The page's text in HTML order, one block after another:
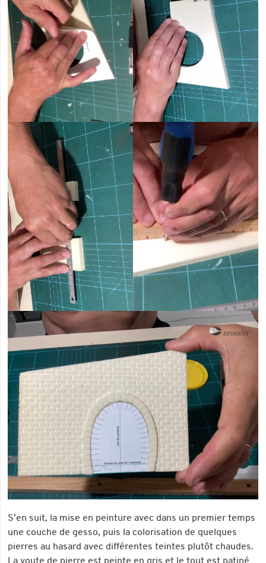
S’en suit, la mise en peinture avec dans un premier temps
une couche de gesso, puis la colorisation de quelques
pierres au hasard avec différentes teintes plutôt chaudes.